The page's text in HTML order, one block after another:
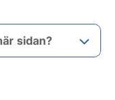
sidan?